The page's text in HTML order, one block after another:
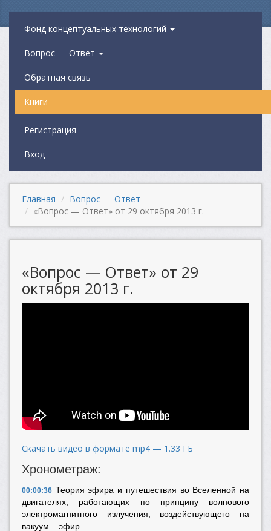
Фонд концептуальных технологий
Вопрос — Ответ
Обратная связь
Книги
Регистрация
Вход
Главная
Вопрос — Ответ
«Вопрос — Ответ» от 29 октября 2013 г.
«Вопрос — Ответ» от 29
октября 2013 г.
Скачать видео в формате mp4 — 1.33 ГБ
Хронометраж:
00:00:36 Теория эфира и путешествия во Вселенной на
двигателях, работающих по принципу волнового
электромагнитного излучения, воздействующего на
вакуум – эфир.